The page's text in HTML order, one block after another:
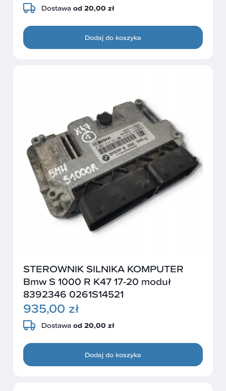
Dostawa od 20,00 zł
Dodaj do koszyka
STEROWNIK SILNIKA KOMPUTER
Bmw S 1000 R K47 17-20 moduł
8392346 0261S14521
935,00 zł
Dostawa od 20,00 zł
Dodaj do koszyka